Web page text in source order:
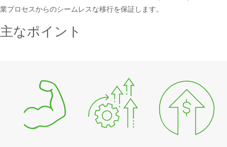
業プロセスからのシームレスな移行を保証します。
主なポイント